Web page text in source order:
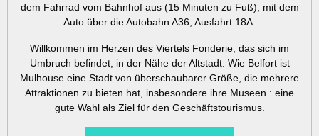
dem Fahrrad vom Bahnhof aus (15 Minuten zu Fuß), mit dem
Auto über die Autobahn A36, Ausfahrt 18A.
Willkommen im Herzen des Viertels Fonderie, das sich im
Umbruch befindet, in der Nähe der Altstadt. Wie Belfort ist
Mulhouse eine Stadt von überschaubarer Größe, die mehrere
Attraktionen zu bieten hat, insbesondere ihre Museen : eine
gute Wahl als Ziel für den Geschäftstourismus.